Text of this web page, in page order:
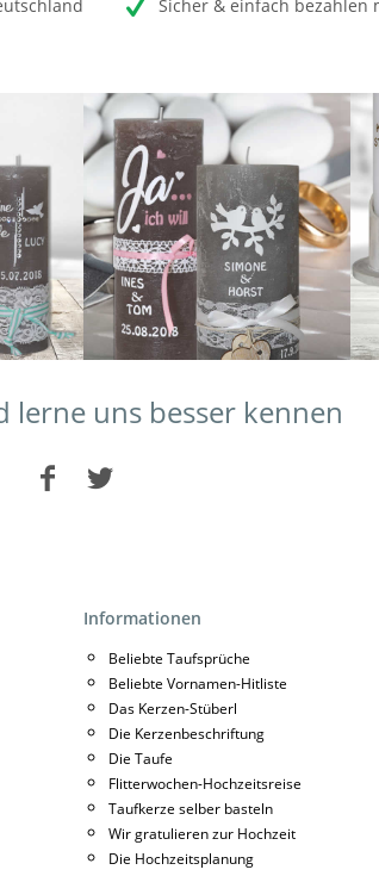
Sicher & einfach bezahlen
lerne uns besser kennen
Informationen
Beliebte Taufsprüche
Beliebte Vornamen-Hitliste
Das Kerzen-Stüberl
Die Kerzenbeschriftung
Die Taufe
Flitterwochen-Hochzeitsreise
Taufkerze selber basteln
Wir gratulieren zur Hochzeit
Die Hochzeitsplanung